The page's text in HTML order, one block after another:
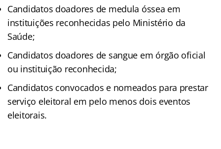
Candidatos doadores de medula óssea em
instituições reconhecidas pelo Ministério da
Saúde;
Candidatos doadores de sangue em órgão oficial
ou instituição reconhecida;
Candidatos convocados e nomeados para prestar
serviço eleitoral em pelo menos dois eventos
eleitorais.